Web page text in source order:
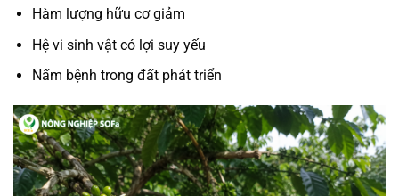
Hàm lượng hữu cơ giảm
Hệ vi sinh vật có lợi suy yếu
Nấm bệnh trong đất phát triển